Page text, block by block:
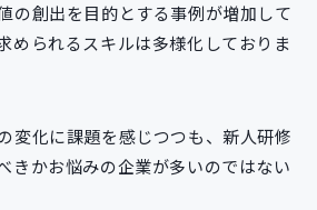
の創出を目的とする事例が増加して
められるスキルは多様化しておりま
変化に課題を感じつつも、新人研修
きかお悩みの企業が多いのではない